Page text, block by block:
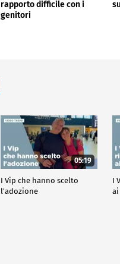
rapporto difficile con i
genitori
05:19
I Vip che hanno scelto
l'adozione
I
ai